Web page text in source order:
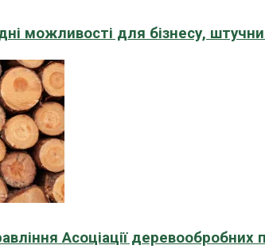
можливості для бізнесу,
Асоціації деревообробних